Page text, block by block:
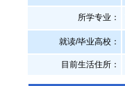
所学专业：
就读/毕业高校：
目前生活住所：